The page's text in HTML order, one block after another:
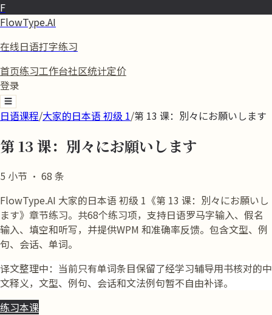
F
FlowType.AI
在线日语打字练习
首页练习工作台社区统计定价
登录
☰
日语课程/大家的日本语 初级 1/第 13 课：別々にお願いします
第 13 课：別々にお願いします
5 小节 · 68 条
FlowType.AI 大家的日本语 初级 1《第 13 课：別々にお願いし
ます》章节练习。共68个练习项，支持日语罗马字输入、假名
输入、填空和听写，并提供WPM 和准确率反馈。包含文型、例
句、会话、单词。
译文整理中：当前只有单词条目保留了经学习辅导用书核对的中
文释义，文型、例句、会话和文法例句暂不自由补译。
练习本课